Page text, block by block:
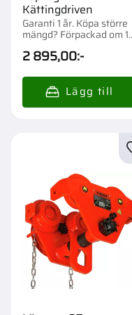
Kättingdriven
Garanti 1 år. Köpa större
mängd? Förpackad om 1
2 895,00:-